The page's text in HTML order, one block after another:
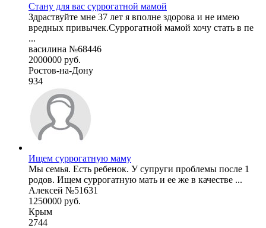
Стану для вас суррогатной мамой
Здраствуйте мне 37 лет я вполне здорова и не имею
вредных привычек.Суррогатной мамой хочу стать в пе
...
василина №68446
2000000 руб.
Ростов-на-Дону
934
Ищем суррогатную маму
Мы семья. Есть ребенок. У супруги проблемы после 1
родов. Ищем суррогатную мать и ее же в качестве ...
Алексей №51631
1250000 руб.
Крым
2744